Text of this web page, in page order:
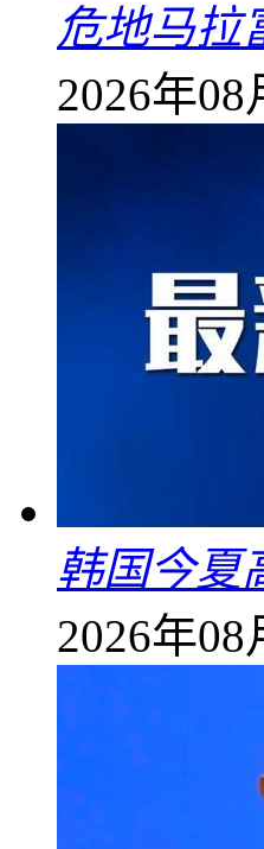
危地马拉
2026年08
韩国今夏
2026年08